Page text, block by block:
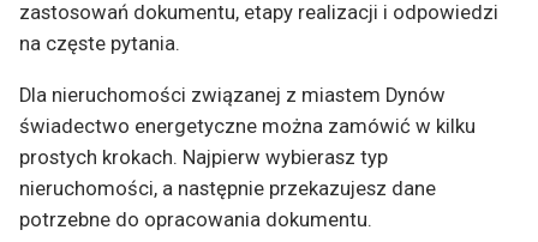
zastosowań dokumentu, etapy realizacji i odpowiedzi
na częste pytania.
Dla nieruchomości związanej z miastem Dynów
świadectwo energetyczne można zamówić w kilku
prostych krokach. Najpierw wybierasz typ
nieruchomości, a następnie przekazujesz dane
potrzebne do opracowania dokumentu.